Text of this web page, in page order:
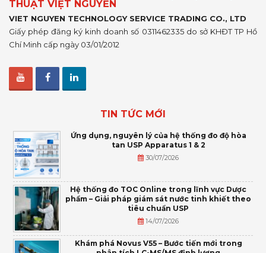
THUẬT VIỆT NGUYỄN
VIET NGUYEN TECHNOLOGY SERVICE TRADING CO., LTD
Giấy phép đăng ký kinh doanh số 0311462335 do sở KHĐT TP Hồ
Chí Minh cấp ngày 03/01/2012
TIN TỨC MỚI
Ứng dụng, nguyên lý của hệ thống đo độ hòa
tan USP Apparatus 1 & 2
30/07/2026
Hệ thống đo TOC Online trong lĩnh vực Dược
phẩm – Giải pháp giám sát nước tinh khiết theo
tiêu chuẩn USP
14/07/2026
Khám phá Novus V55 – Bước tiến mới trong